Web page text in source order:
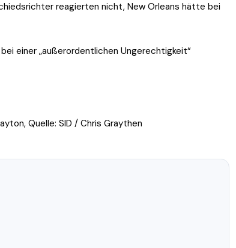
reagierten nicht, New Orleans hätte bei
einer „außerordentlichen Ungerechtigkeit“
Quelle: SID / Chris Graythen